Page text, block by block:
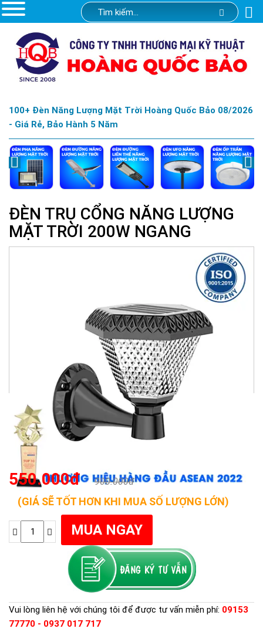
100+ Đèn Năng Lượng Mặt Trời Hoàng Quốc Bảo 08/2026
- Giá Rẻ, Bảo Hành 5 Năm
ĐÈN TRỤ CỔNG NĂNG LƯỢNG
MẶT TRỜI 200W NGANG
550.000đ 900.000đ
(GIÁ SẼ TỐT HƠN KHI MUA SỐ LƯỢNG LỚN)
Vui lòng liên hệ với chúng tôi để được tư vấn miễn phí: 09153
77770 - 0937 017 717